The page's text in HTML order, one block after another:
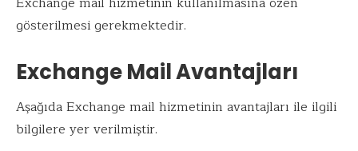
gösterilmesi gerekmektedir.
Exchange Mail Avantajları
Aşağıda Exchange mail hizmetinin avantajları ile ilgili
bilgilere yer verilmiştir.